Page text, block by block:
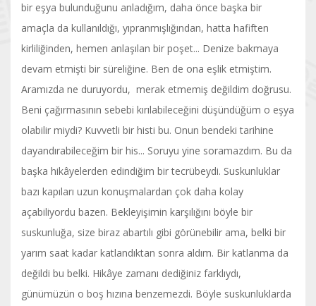
bir eşya bulunduğunu anladığım, daha önce başka bir
amaçla da kullanıldığı, yıpranmışlığından, hatta hafiften
kirliliğinden, hemen anlaşılan bir poşet... Denize bakmaya
devam etmişti bir süreliğine. Ben de ona eşlik etmiştim.
Aramızda ne duruyordu, merak etmemiş değildim doğrusu.
Beni çağırmasının sebebi kırılabileceğini düşündüğüm o eşya
olabilir miydi? Kuvvetli bir histi bu. Onun bendeki tarihine
dayandırabileceğim bir his... Soruyu yine soramazdım. Bu da
başka hikâyelerden edindiğim bir tecrübeydi. Suskunluklar
bazı kapıları uzun konuşmalardan çok daha kolay
açabiliyordu bazen. Bekleyişimin karşılığını böyle bir
suskunluğa, size biraz abartılı gibi görünebilir ama, belki bir
yarım saat kadar katlandıktan sonra aldım. Bir katlanma da
değildi bu belki. Hikâye zamanı dediğiniz farklıydı,
günümüzün o boş hızına benzemezdi. Böyle suskunluklarda